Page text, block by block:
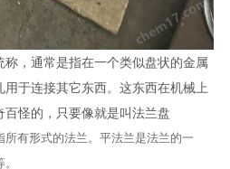
，通常是指在一个类似盘状的金属
于连接其它东西。这东西在机械上
怪的，只要像就是叫法兰盘
有形式的法兰。平法兰是法兰的一